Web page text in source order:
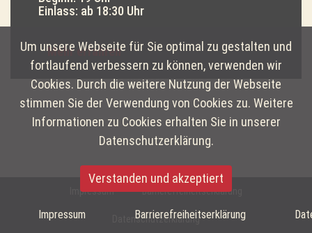
Einlass: ab 18:30 Uhr
Die Vision der Chicago Master Singers ist es
durch außergewöhnliche musikalische
Erlebnisse Sänger und Publikum
gleichermaßen zu inspirieren.
Die Chicago Master Singers wurden 1979
gegründet und sind ein Chor von rund 100
Sängern aus Chicago. Das Repertoire des
Ensembles umfasst große klassische
Chorwerke und neue Stücke von
genießt internationales Ansehen und tourte in
Mehr erfahren
Impressum Barrierefreiheitserklärung
Datenschutzerklärung
Um unsere Webseite für Sie optimal zu gestalten und
fortlaufend verbessern zu können, verwenden wir
Cookies. Durch die weitere Nutzung der Webseite
stimmen Sie der Verwendung von Cookies zu. Weitere
Informationen zu Cookies erhalten Sie in unserer
Datenschutzerklärung.
Verstanden und akzeptiert
Impressum Barrierefreiheitserklärung